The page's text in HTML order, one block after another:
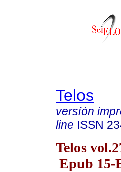
Telos
versión
line ISSN
Telos
Epub 15-